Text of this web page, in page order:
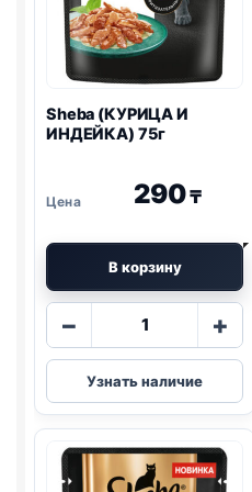
Sheba (КУРИЦА И
ИНДЕЙКА) 75г
290₸
В корзину
−
Количество
Sheba
(КУРИЦА
И
75г
+
Узнать наличие